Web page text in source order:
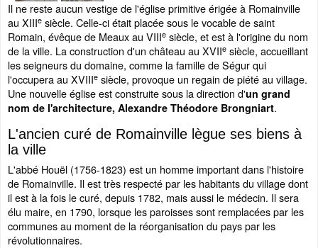
Il ne reste aucun vestige de l'église primitive érigée à Romainville
au XIIIe siècle. Celle-ci était placée sous le vocable de saint
Romain, évêque de Meaux au VIIIe siècle, et est à l'origine du nom
de la ville. La construction d'un château au XVIIe siècle, accueillant
les seigneurs du domaine, comme la famille de Ségur qui
l'occupera au XVIIIe siècle, provoque un regain de piété au village.
Une nouvelle église est construite sous la direction d'un grand
nom de l'architecture, Alexandre Théodore Brongniart.
L'ancien curé de Romainville lègue ses biens à
la ville
L'abbé Houël (1756-1823) est un homme important dans l'histoire
de Romainville. Il est très respecté par les habitants du village dont
il est à la fois le curé, depuis 1782, mais aussi le médecin. Il sera
élu maire, en 1790, lorsque les paroisses sont remplacées par les
communes au moment de la réorganisation du pays par les
révolutionnaires.